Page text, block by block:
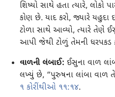
શિષ્યો સાથે હતા ત્યારે, લોકો
કોણ છે. યાદ કરો, જ્યારે યહુદા
ટોળા સાથે આવ્યો, ત્યારે
આપી જેથી ટોળું તેમની ધરપકડ
વાળની લંબાઈ: ઈસુના વાળ
લખ્યું છે, “પુરુષના લાંબા વાળ
૧ કોરીંથીઓ ૧૧:૧૪.